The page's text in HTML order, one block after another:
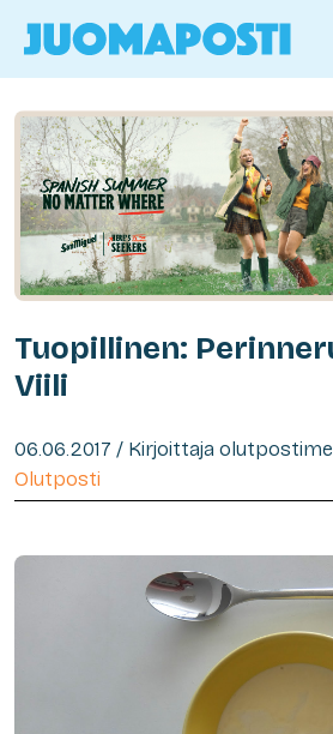
Tuopillinen:
Viili
06.06.2017 / Kirjoittaja
Olutposti